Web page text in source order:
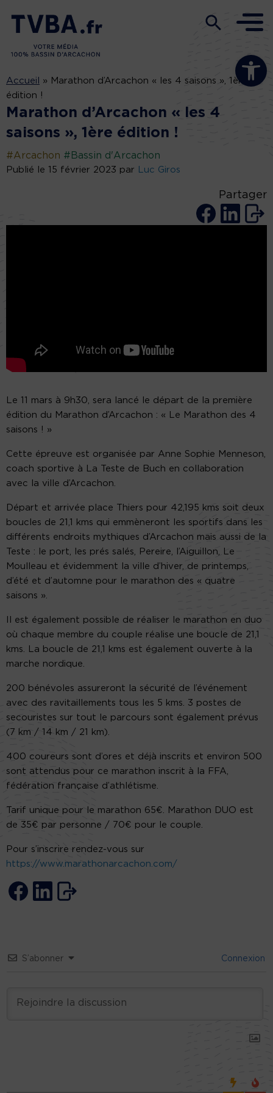
Ouvrir la
Accueil » Marathon d’Arcachon « les 4 saisons », 1ère
édition !
Marathon d’Arcachon « les 4
saisons », 1ère édition !
#Arcachon #Bassin d'Arcachon
Publié le 15 février 2023 par Luc Giros
Partager
Le 11 mars à 9h30, sera lancé le départ de la première
édition du Marathon d’Arcachon : « Le Marathon des 4
saisons ! »
Cette épreuve est organisée par Anne Sophie Menneson,
coach sportive à La Teste de Buch en collaboration
avec la ville d’Arcachon.
Départ et arrivée place Thiers pour 42,195 kms soit deux
boucles de 21,1 kms qui emmèneront les sportifs dans les
différents endroits mythiques d’Arcachon mais aussi de la
Teste : le port, les prés salés, Pereire, l’Aiguillon, Le
Moulleau et évidemment la ville d’hiver, de printemps,
d’été et d’automne pour le marathon des « quatre
saisons ».
Il est également possible de réaliser le marathon en duo
où chaque membre du couple réalise une boucle de 21,1
kms. La boucle de 21,1 kms est également ouverte à la
marche nordique.
200 bénévoles assureront la sécurité de l’événement
avec des ravitaillements tous les 5 kms. 3 postes de
secouristes sur tout le parcours sont également prévus
(7 km / 14 km / 21 km).
400 coureurs sont d’ores et déjà inscrits et environ 500
sont attendus pour ce marathon inscrit à la FFA,
fédération française d’athlétisme.
Tarif unique pour le marathon 65€. Marathon DUO est
de 35€ par personne / 70€ pour le couple.
Pour s’inscrire rendez-vous sur
https://www.marathonarcachon.com/
S’abonner Connexion